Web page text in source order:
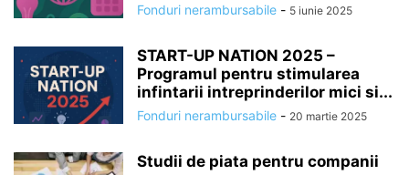
Fonduri nerambursabile - 5 iunie 2025
START-UP NATION 2025 –
Programul pentru stimularea
infintarii intreprinderilor mici si...
Fonduri nerambursabile - 20 martie 2025
Studii de piata pentru companii